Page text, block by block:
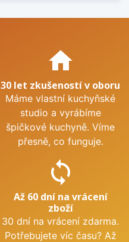
home
30 let zkušeností v oboru
Máme vlastní kuchyňské
studio a vyrábíme
špičkové kuchyně. Víme
přesně, co funguje.
sync
Až 60 dní na vrácení
zboží
30 dní na vrácení zdarma.
Potřebujete víc času? Až